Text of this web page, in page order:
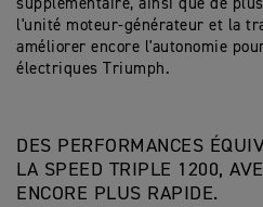
supplémentaire, ainsi que de
l'unité moteur-générateur et la
améliorer encore l'autonomie
électriques Triumph.
DES PERFORMANCES
LA SPEED TRIPLE 1200,
ENCORE PLUS RAPIDE.